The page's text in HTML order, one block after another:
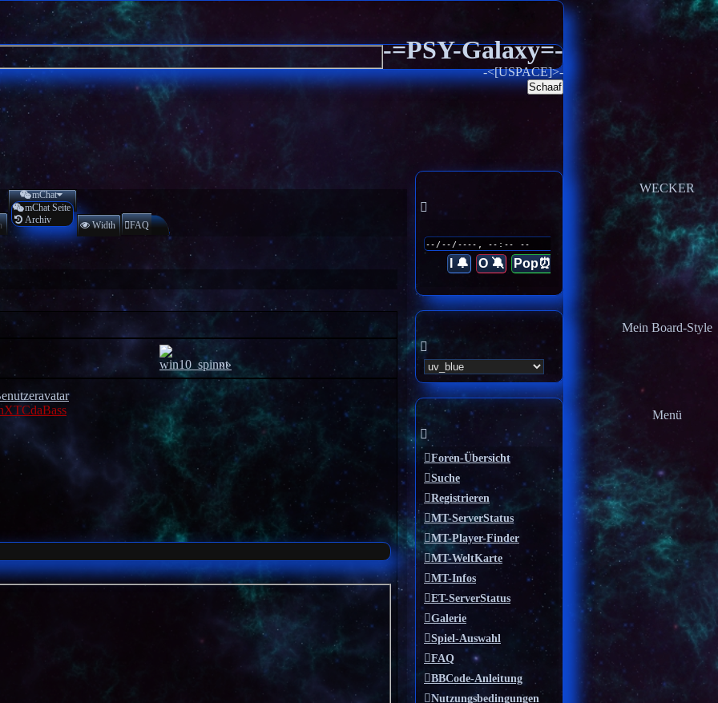
-=PSY-Galaxy=-
-<[USPACE]>-
Schaaf
mChat
mChat Seite
Archiv
Width FAQ
»»
WECKER
I 🔔 O 🔕 Pop⏰
Mein Board-Style
Menü
Foren-Übersicht
Suche
Registrieren
MT-ServerStatus
MT-Player-Finder
MT-WeltKarte
MT-Infos
ET-ServerStatus
Galerie
Spiel-Auswahl
FAQ
BBCode-Anleitung
Nutzungsbedingungen